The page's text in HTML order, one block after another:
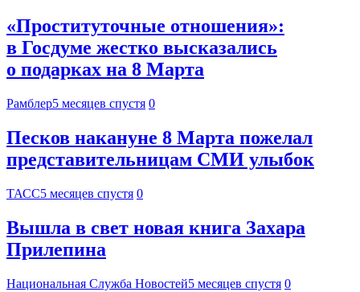
«Проституточные отношения»:
в Госдуме жестко высказались
о подарках на 8 Марта
Рамблер5 месяцев спустя 0
Песков накануне 8 Марта пожелал
представительницам СМИ улыбок
ТАСС5 месяцев спустя 0
Вышла в свет новая книга Захара
Прилепина
Национальная Служба Новостей5 месяцев спустя 0